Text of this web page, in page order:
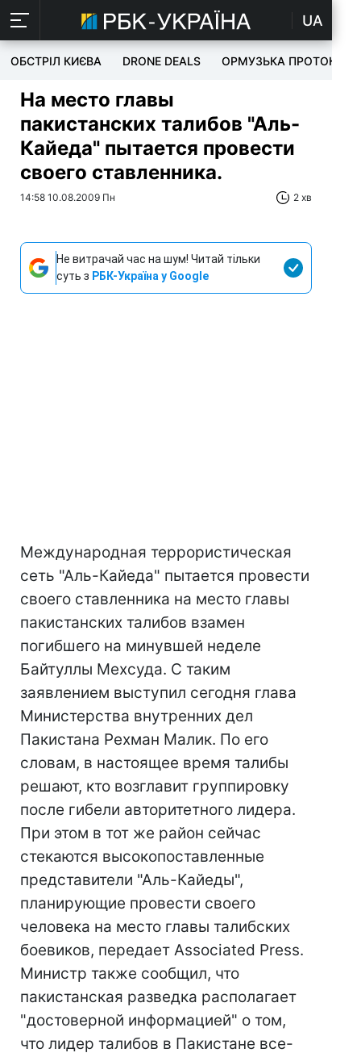
UA
ОБСТРІЛ КИЄВА DRONE DEALS ОРМУЗЬКА ПРОТОКА
На место главы
пакистанских талибов "Аль-
Кайеда" пытается провести
своего ставленника.
14:58 10.08.2009 Пн 2 хв
Не витрачай час на шум! Читай тільки
суть з РБК-Україна у Google
Международная террористическая
сеть "Аль-Кайеда" пытается провести
своего ставленника на место главы
пакистанских талибов взамен
погибшего на минувшей неделе
Байтуллы Мехсуда. С таким
заявлением выступил сегодня глава
Министерства внутренних дел
Пакистана Рехман Малик. По его
словам, в настоящее время талибы
решают, кто возглавит группировку
после гибели авторитетного лидера.
При этом в тот же район сейчас
стекаются высокопоставленные
представители "Аль-Кайеды",
планирующие провести своего
человека на место главы талибских
боевиков, передает Associated Press.
Министр также сообщил, что
пакистанская разведка располагает
"достоверной информацией" о том,
что лидер талибов в Пакистане все-